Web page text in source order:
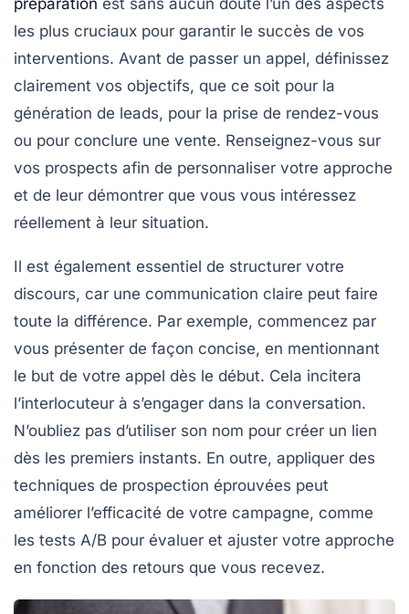
les plus cruciaux pour garantir le succès de vos
interventions. Avant de passer un appel, définissez
clairement vos objectifs, que ce soit pour la
génération de leads, pour la prise de rendez-vous
ou pour conclure une vente. Renseignez-vous sur
vos prospects afin de personnaliser votre approche
et de leur démontrer que vous vous intéressez
réellement à leur situation.
Il est également essentiel de structurer votre
discours, car une communication claire peut faire
toute la différence. Par exemple, commencez par
vous présenter de façon concise, en mentionnant
le but de votre appel dès le début. Cela incitera
l’interlocuteur à s’engager dans la conversation.
N’oubliez pas d’utiliser son nom pour créer un lien
dès les premiers instants. En outre, appliquer des
techniques de prospection éprouvées peut
améliorer l’efficacité de votre campagne, comme
les tests A/B pour évaluer et ajuster votre approche
en fonction des retours que vous recevez.